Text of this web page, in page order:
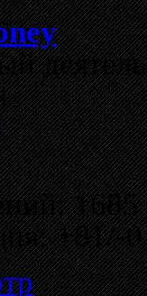
деятель
1685
+81/-0